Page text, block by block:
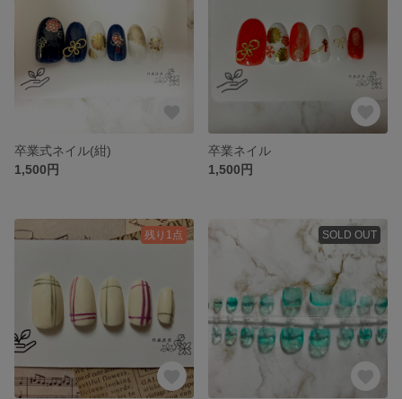
卒業式ネイル(紺)
1,500円
卒業ネイル
1,500円
残り1点 SOLD OUT